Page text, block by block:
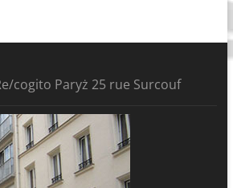
cogito Paryż 25 rue Surcouf